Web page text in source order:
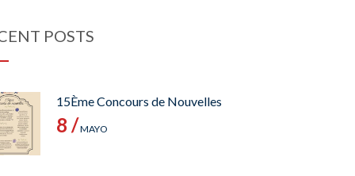
POSTS
15Ème Concours de Nouvelles
8 /MAYO